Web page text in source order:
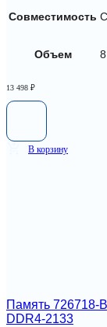
Совместимость
Объем
13 498 ₽
В корзину
Память 726718-
DDR4-2133